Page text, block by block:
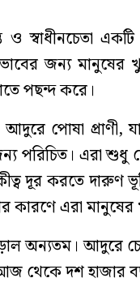
ও স্বাধীনচেতা
জন্য মানুষের
পছন্দ করে।
পোষা প্রাণী,
পরিচিত। এরা শুধু
দূর করতে দারুণ
এরা মানুষের
অন্যতম। আদুরে
থেকে দশ হাজার